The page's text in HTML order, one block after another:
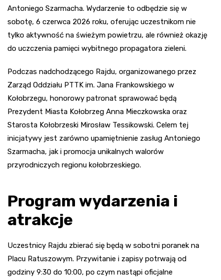
Antoniego Szarmacha. Wydarzenie to odbędzie się w
sobotę, 6 czerwca 2026 roku, oferując uczestnikom nie
tylko aktywność na świeżym powietrzu, ale również okazję
do uczczenia pamięci wybitnego propagatora zieleni.
Podczas nadchodzącego Rajdu, organizowanego przez
Zarząd Oddziału PTTK im. Jana Frankowskiego w
Kołobrzegu, honorowy patronat sprawować będą
Prezydent Miasta Kołobrzeg Anna Mieczkowska oraz
Starosta Kołobrzeski Mirosław Tessikowski. Celem tej
inicjatywy jest zarówno upamiętnienie zasług Antoniego
Szarmacha, jak i promocja unikalnych walorów
przyrodniczych regionu kołobrzeskiego.
Program wydarzenia i
atrakcje
Uczestnicy Rajdu zbierać się będą w sobotni poranek na
Placu Ratuszowym. Przywitanie i zapisy potrwają od
godziny 9:30 do 10:00, po czym nastąpi oficjalne